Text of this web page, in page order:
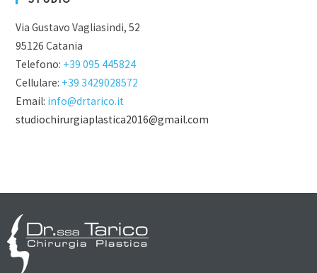
Via Gustavo Vagliasindi, 52
95126 Catania
Telefono: +39 095 445824
Cellulare: +39 3429028572
Email: info@drtarico.it
studiochirurgiaplastica2016@gmail.com